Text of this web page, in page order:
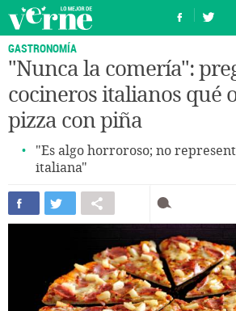
GASTRONOMÍA
"Nunca la comería":
cocineros italianos qué
pizza con piña
"Es algo horroroso; no
italiana"